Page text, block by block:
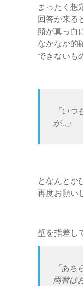
まったく想
回答が来る
頭が真っ白
なかなか的
できないも
「い
が…」
となんとか
再度お願い
壁を指差し
「あ
両替は